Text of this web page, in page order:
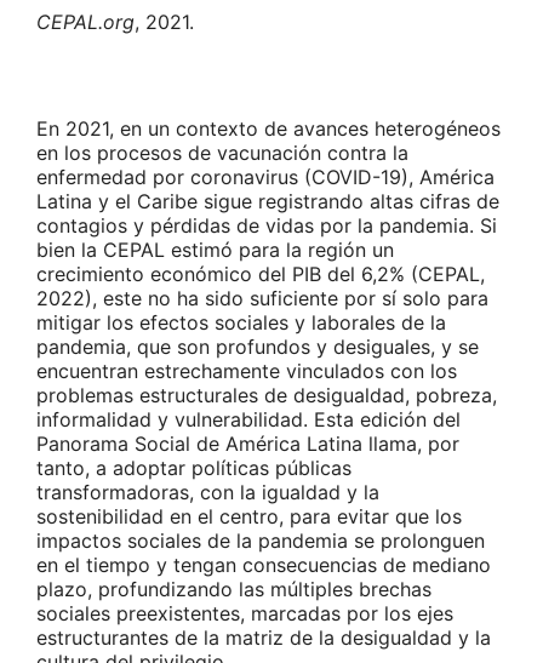
CEPAL.org, 2021.
En 2021, en un contexto de avances heterogéneos
en los procesos de vacunación contra la
enfermedad por coronavirus (COVID-19), América
Latina y el Caribe sigue registrando altas cifras de
contagios y pérdidas de vidas por la pandemia. Si
bien la CEPAL estimó para la región un
crecimiento económico del PIB del 6,2% (CEPAL,
2022), este no ha sido suficiente por sí solo para
mitigar los efectos sociales y laborales de la
pandemia, que son profundos y desiguales, y se
encuentran estrechamente vinculados con los
problemas estructurales de desigualdad, pobreza,
informalidad y vulnerabilidad. Esta edición del
Panorama Social de América Latina llama, por
tanto, a adoptar políticas públicas
transformadoras, con la igualdad y la
sostenibilidad en el centro, para evitar que los
impactos sociales de la pandemia se prolonguen
en el tiempo y tengan consecuencias de mediano
plazo, profundizando las múltiples brechas
sociales preexistentes, marcadas por los ejes
estructurantes de la matriz de la desigualdad y la